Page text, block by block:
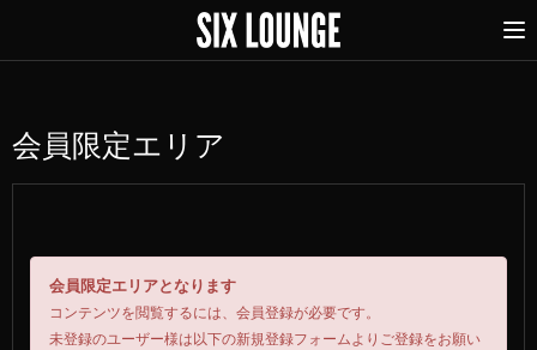
会員限定エリア
会員限定エリアとなります
コンテンツを閲覧するには、会員登録が必要です。
未登録のユーザー様は以下の新規登録フォームよりご登録をお願い